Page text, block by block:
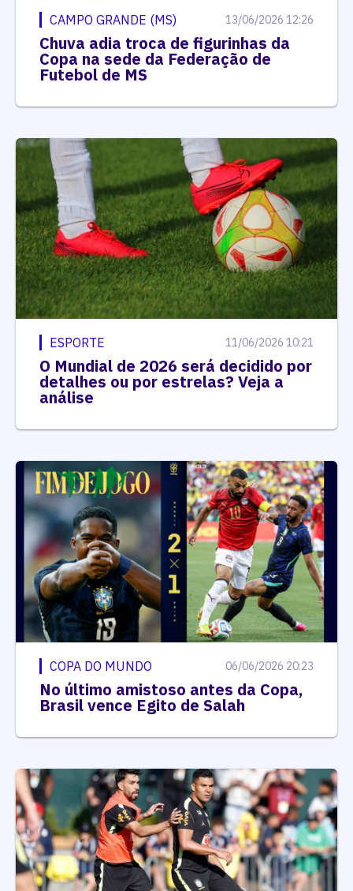
CAMPO GRANDE (MS) 13/06/2026 12:26
Chuva adia troca de figurinhas da
Copa na sede da Federação de
Futebol de MS
ESPORTE 11/06/2026 10:21
O Mundial de 2026 será decidido por
detalhes ou por estrelas? Veja a
análise
COPA DO MUNDO 06/06/2026 20:23
No último amistoso antes da Copa,
Brasil vence Egito de Salah